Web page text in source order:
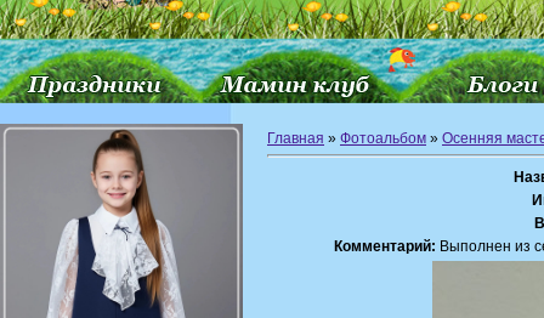
Главная » Фотоальбом » Осенняя
Комментарий: Выполнен из